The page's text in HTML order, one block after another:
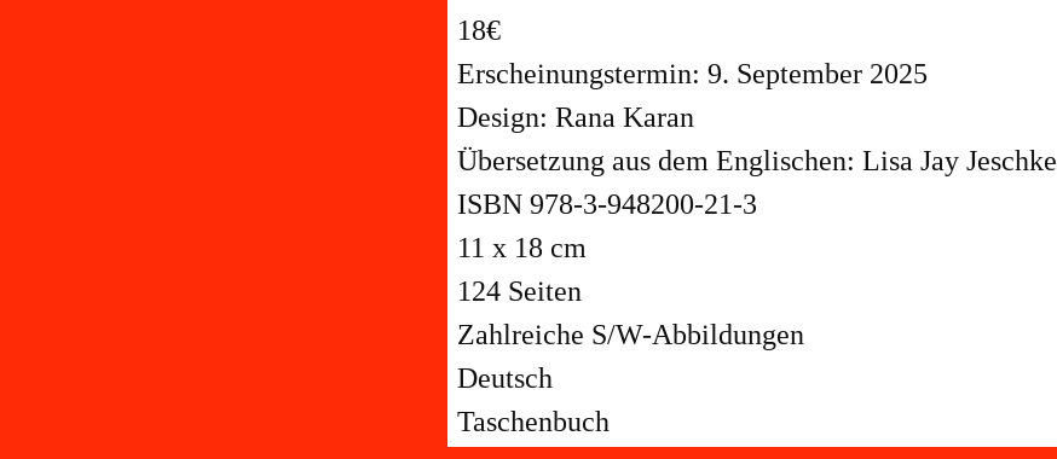
18€
Erscheinungstermin: 9. September 2025
Design: Rana Karan
Übersetzung aus dem Englischen: Lisa Jay Jeschke
ISBN 978-3-948200-21-3
11 x 18 cm
124 Seiten
Zahlreiche S/W-Abbildungen
Deutsch
Taschenbuch